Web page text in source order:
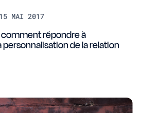
MAI 2017
répondre à
de la relation